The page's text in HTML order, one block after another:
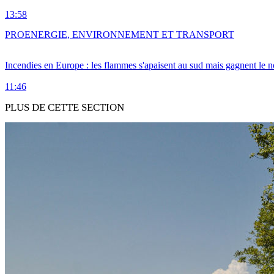
13:58
Incendies en Europe : les flammes s'apaisent au sud mais gagnent le
11:46
PROENERGIE, ENVIRONNEMENT ET TRANSPORT
PLUS DE CETTE SECTION